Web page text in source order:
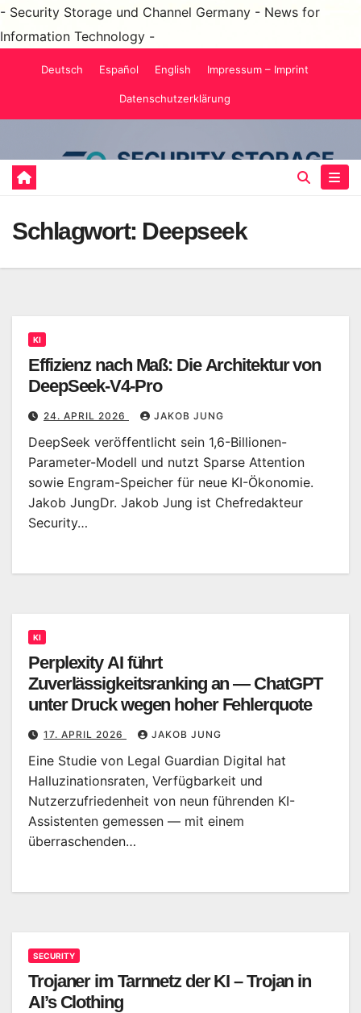
- Security Storage und Channel Germany - News for
Information Technology -
Deutsch Español English Impressum – Imprint
Datenschutzerklärung
Schlagwort: Deepseek
KI
Effizienz nach Maß: Die Architektur von
DeepSeek-V4-Pro
24. APRIL 2026 JAKOB JUNG
DeepSeek veröffentlicht sein 1,6-Billionen-
Parameter-Modell und nutzt Sparse Attention
sowie Engram-Speicher für neue KI-Ökonomie.
Jakob JungDr. Jakob Jung ist Chefredakteur
Security…
KI
Perplexity AI führt
Zuverlässigkeitsranking an — ChatGPT
unter Druck wegen hoher Fehlerquote
17. APRIL 2026 JAKOB JUNG
Eine Studie von Legal Guardian Digital hat
Halluzinationsraten, Verfügbarkeit und
Nutzerzufriedenheit von neun führenden KI-
Assistenten gemessen — mit einem
überraschenden…
SECURITY
Trojaner im Tarnnetz der KI – Trojan in
AI’s Clothing